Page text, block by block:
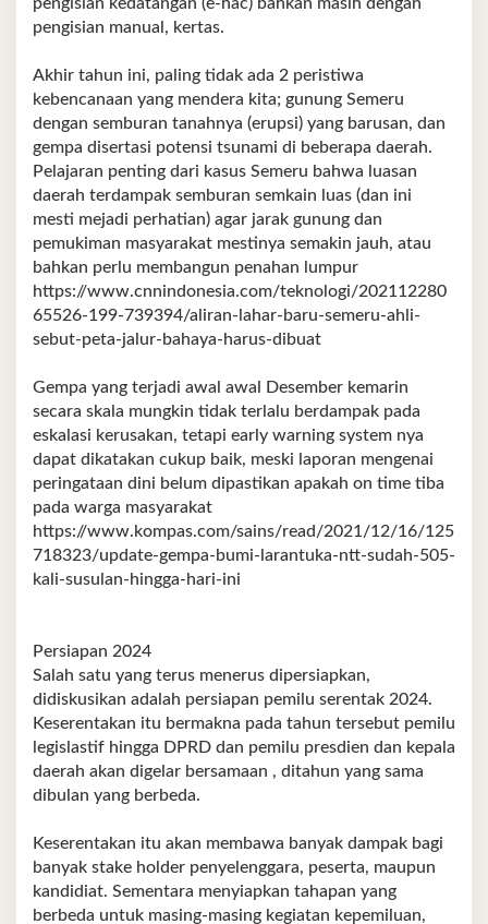
pengisian manual, kertas.
Akhir tahun ini, paling tidak ada 2 peristiwa
kebencanaan yang mendera kita; gunung Semeru
dengan semburan tanahnya (erupsi) yang barusan, dan
gempa disertasi potensi tsunami di beberapa daerah.
Pelajaran penting dari kasus Semeru bahwa luasan
daerah terdampak semburan semkain luas (dan ini
mesti mejadi perhatian) agar jarak gunung dan
pemukiman masyarakat mestinya semakin jauh, atau
bahkan perlu membangun penahan lumpur
https://www.cnnindonesia.com/teknologi/202112280
65526-199-739394/aliran-lahar-baru-semeru-ahli-
sebut-peta-jalur-bahaya-harus-dibuat
Gempa yang terjadi awal awal Desember kemarin
secara skala mungkin tidak terlalu berdampak pada
eskalasi kerusakan, tetapi early warning system nya
dapat dikatakan cukup baik, meski laporan mengenai
peringataan dini belum dipastikan apakah on time tiba
pada warga masyarakat
https://www.kompas.com/sains/read/2021/12/16/125
718323/update-gempa-bumi-larantuka-ntt-sudah-505-
kali-susulan-hingga-hari-ini
Persiapan 2024
Salah satu yang terus menerus dipersiapkan,
didiskusikan adalah persiapan pemilu serentak 2024.
Keserentakan itu bermakna pada tahun tersebut pemilu
legislastif hingga DPRD dan pemilu presdien dan kepala
daerah akan digelar bersamaan , ditahun yang sama
dibulan yang berbeda.
Keserentakan itu akan membawa banyak dampak bagi
banyak stake holder penyelenggara, peserta, maupun
kandidiat. Sementara menyiapkan tahapan yang
berbeda untuk masing-masing kegiatan kepemiluan,